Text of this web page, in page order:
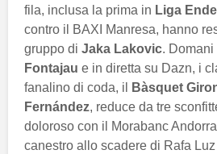
fila, inclusa la prima in Liga
contro il BAXI Manresa, hanno
gruppo di Jaka Lakovic. Domani
Fontajau e in diretta su Dazn, i
fanalino di coda, il
Bàsquet
Fernández, reduce da tre
doloroso con il Morabanc
canestro allo scadere di Rafa